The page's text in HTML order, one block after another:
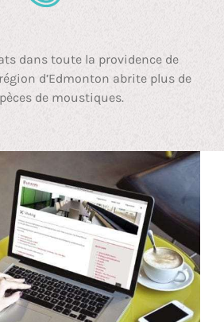
dans toute la providence de
d’Edmonton abrite plus de
de moustiques.